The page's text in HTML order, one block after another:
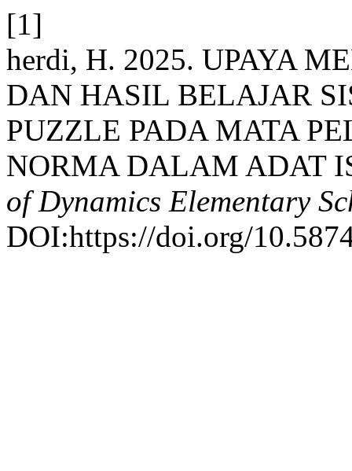
[1]
herdi, H. 2025. UPAYA
DAN HASIL BELAJAR
PUZZLE PADA MATA
NORMA DALAM ADAT
of Dynamics Elementary
DOI:https://doi.org/